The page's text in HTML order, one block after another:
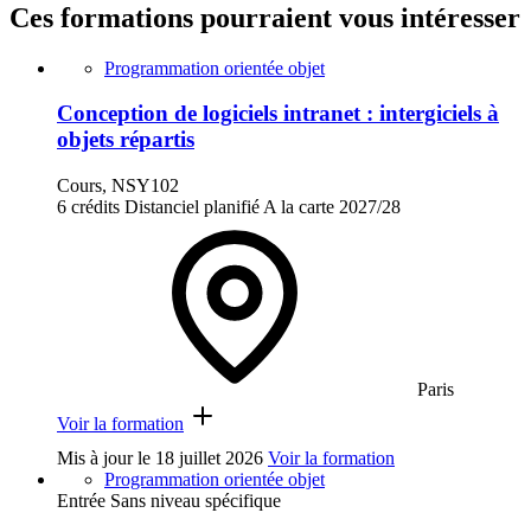
Ces formations pourraient vous intéresser
Programmation orientée objet
Conception de logiciels intranet : intergiciels à
objets répartis
Cours, NSY102
6 crédits Distanciel planifié A la carte 2027/28
Paris
Voir la formation
Mis à jour le 18 juillet 2026 Voir la formation
Programmation orientée objet
Entrée Sans niveau spécifique